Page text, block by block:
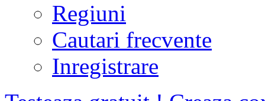
Regiuni
Cautari frecvente
Inregistrare